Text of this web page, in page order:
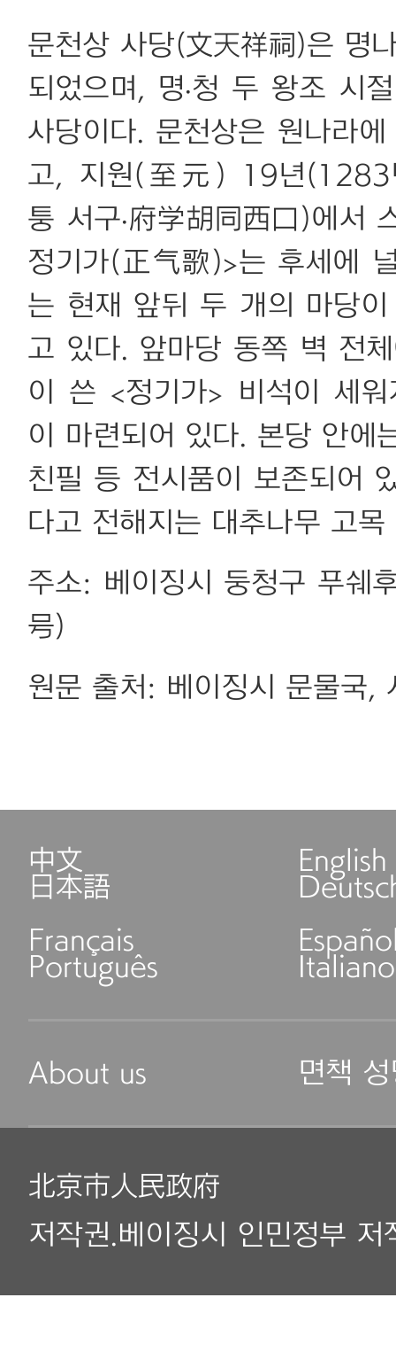
문천상 사당(文天祥祠)은 명
되었으며, 명·청 두 왕조 시
사당이다. 문천상은 원나라
고, 지원(至元) 19년(1283
퉁 서구·府学胡同西口)에서
정기가(正气歌)>는 후세에
는 현재 앞뒤 두 개의 마당
고 있다. 앞마당 동쪽 벽 전
이 쓴 <정기가> 비석이 세
이 마련되어 있다. 본당 안에
친필 등 전시품이 보존되어
다고 전해지는 대추나무 고
주소: 베이징시 둥청구 푸쉐
号)
원문 출처: 베이징시 문물국,
中文 English
日本語
Français
Português Italiano
About us 면책
北京市人民政府
저작권.베이징시 인민정부